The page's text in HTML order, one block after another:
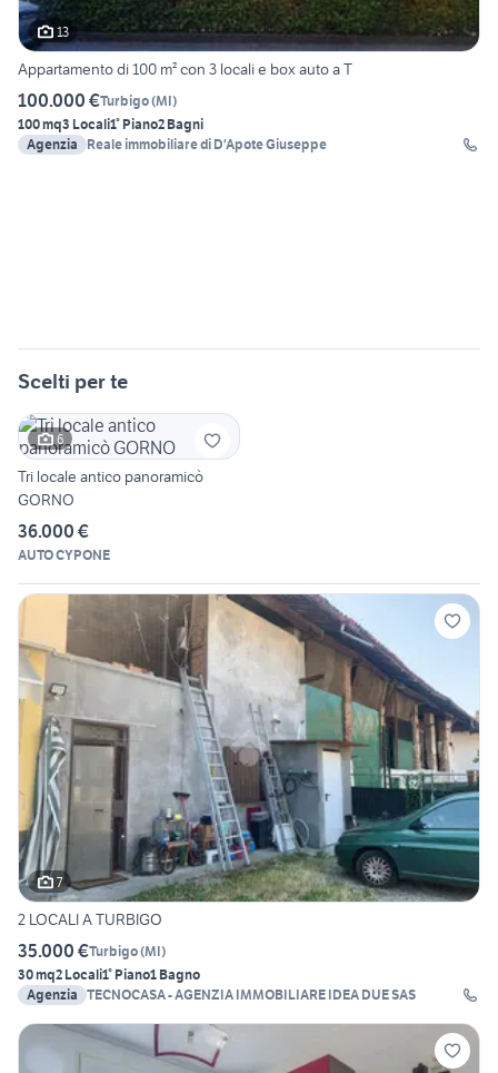
13
Appartamento di 100 m² con 3 locali e box auto a T
100.000 €Turbigo(MI)
100 mq3 Locali1° Piano2 Bagni
Agenzia
Reale immobiliare di D'Apote Giuseppe
Scelti per te
6
Tri locale antico panoramicò
GORNO
36.000 €
AUTO CYPONE
7
2 LOCALI A TURBIGO
35.000 €Turbigo(MI)
30 mq2 Locali1° Piano1 Bagno
Agenzia TECNOCASA - AGENZIA IMMOBILIARE IDEA DUE SAS